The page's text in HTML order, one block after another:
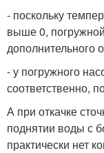
- поскольку
выше 0,
дополнительного
- у погружного
соответственно,
А при откачке
поднятии воды с
практически нет